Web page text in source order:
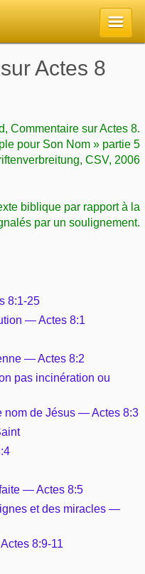
Actes 8
Commentaire sur Actes 8.
pour Son Nom » partie 5
CSV, 2006
biblique par rapport à la
par un soulignement.
8:1-25
— Actes 8:1
— Actes 8:2
pas incinération ou
nom de Jésus — Actes 8:3
— Actes 8:5
et des miracles —
8:9-11